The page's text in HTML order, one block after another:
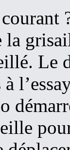
Le